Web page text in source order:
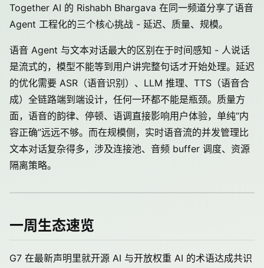
Together AI 的 Rishabh Bhargava 在同一频道分享了语音
Agent 工程化的三个核心挑战 - 延迟、质量、规模。
语音 Agent 与文本对话最大的区别在于时间感知 - 人说话
是流式的，模型不能等到用户讲完整句话才开始处理。延迟
的优化需要 ASR（语音识别）、LLM 推理、TTS（语音合
成）全链路端到端设计，任何一环都不能是瓶颈。质量方
面，语音的韵律、停顿、语调直接影响用户体验，单纯“内
容正确”远远不够。而在规模侧，实时语音流的并发管理比
文本对话复杂得多，涉及连接池、音频 buffer 调度、资源
隔离策略。
一周生态速览
G7 在最新声明里就开源 AI 与开放权重 AI 的术语达成共识